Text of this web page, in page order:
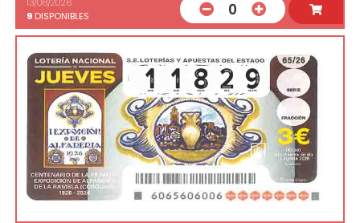
9 DISPONIBLES 0